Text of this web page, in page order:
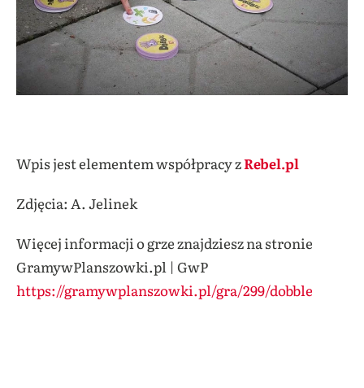
Wpis jest elementem współpracy zRebel.pl
Zdjęcia: A. Jelinek
Więcej informacji o grze znajdziesz na stronie
GramywPlanszowki.pl | GwP
https://gramywplanszowki.pl/gra/299/dobble